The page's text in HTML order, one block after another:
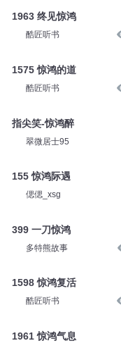
1963 终见惊鸿
酷匠听书
1575 惊鸿的道
酷匠听书
指尖笑-惊鸿醉
翠微居士95
155 惊鸿际遇
偲偲_xsg
399 一刀惊鸿
多特熊故事
1598 惊鸿复活
酷匠听书
1961 惊鸿气息